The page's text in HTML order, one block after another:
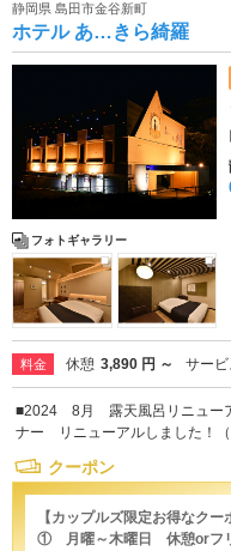
静岡県 島田市金谷新町
ホテル あ…きら綺羅
フォトギャラリー
料金 休憩 3,890 円 ～ サー
■2024 8月 露天風呂リニュー
ナー リニューアルしました！（
クーポン
【カップルズ限定お得なクー
① 月曜～木曜日 休憩orフ